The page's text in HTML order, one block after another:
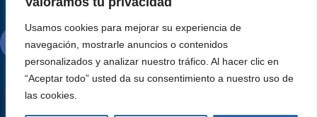
Usamos cookies para mejorar su experiencia de
navegación, mostrarle anuncios o contenidos
personalizados y analizar nuestro tráfico. Al hacer clic en
“Aceptar todo” usted da su consentimiento a nuestro uso de
las cookies.